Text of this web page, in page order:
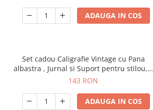
ADAUGA IN COS
Set cadou Caligrafie Vintage cu Pana
albastra , Jurnal si Suport pentru stilou, 9
piese
143 RON
ADAUGA IN COS